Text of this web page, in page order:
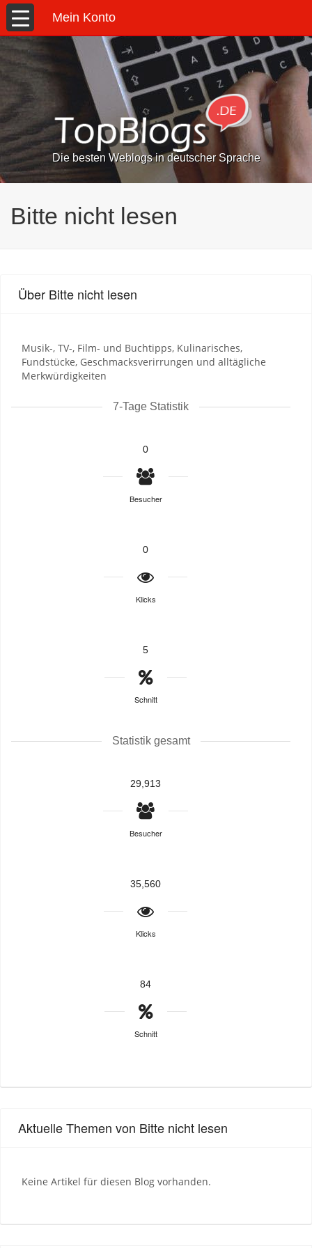
Mein Konto
Die besten Weblogs in deutscher Sprache
Bitte nicht lesen
Über Bitte nicht lesen
Musik-, TV-, Film- und Buchtipps, Kulinarisches,
Fundstücke, Geschmacksverirrungen und alltägliche
Merkwürdigkeiten
7-Tage Statistik
0
Besucher
0
Klicks
5
Schnitt
Statistik gesamt
29,913
Besucher
35,560
Klicks
84
Schnitt
Aktuelle Themen von Bitte nicht lesen
Keine Artikel für diesen Blog vorhanden.